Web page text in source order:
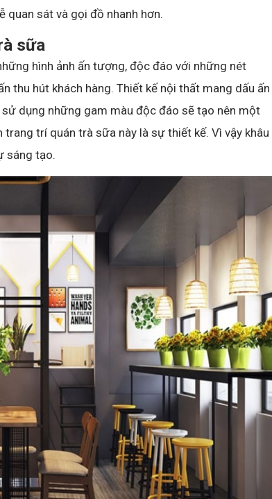
quan sát và gọi đồ nhanh hơn.
sữa
hình ảnh ấn tượng, độc đáo với những nét
thu hút khách hàng. Thiết kế nội thất mang dấu ấn
dụng những gam màu độc đáo sẽ tạo nên một
trí quán trà sữa này là sự thiết kế. Vì vậy khâu
sáng tạo.